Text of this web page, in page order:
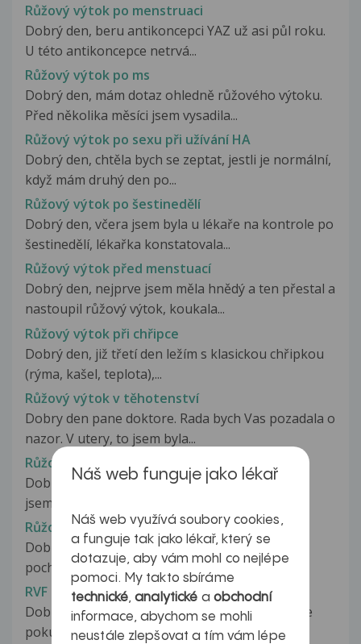
Růžový výtok po menstruaci
Dobrý den, beru antikoncepci YAZ už asi půl roku.
U této antikoncepce netrvá...
Růžový výtok po ms
Dobrý den, mám dotaz ohledně růžového výtoku.
Před několika měsíci jsem vysadila...
Růžový výtok po sexu při užívání HA
Dobrý den, chtěla bych se zeptat, jestli je normální,
když mám druhý den po...
Růžový výtok po šestinedělí
Dobrý den, včera jsem byla u lékaře na kontrole po
šestinedělí, lékařka konstatovala...
Růžový výtok před menstuací
Dobrý den, nejprve jsem měla hnědý a ten přestal a
nastoupil růžový výtok, koukala...
Růžový výtok při chřipce
Dobrý den, již třetí den ležím s klasickou chřipkou
(rýma, kašel, teplota),...
Růžový výtok v těhotenství
Dobry den pane doktore. Rada bych Vas pozadala o
nazor. V utery, to jsem byla...
Růžový výtok v těhotenství
Dobrý den jsem ve 36 týdnu těhotenství a dnes
jsem měla po curani na papíře...
Růžový výtok????
Dobrý den,mám problém s růžovým výtokem z
pochvy.Po ukončené menstruaci cca...
RVF
Dobrý den.Moc Vás prosím o radu. Je pravda, že
pokud je děloha v RVF činí to...
Náš web funguje jako lékař
Náš web využívá soubory cookies,
a funguje tak jako lékař, který se
dotazuje, aby vám mohl co nejlépe
pomoci. My takto sbíráme
technické,analytické a obchodní
informace, abychom se mohli
neustále zlepšovat a tím vám lépe